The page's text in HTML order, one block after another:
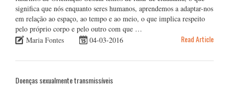
significa que nós enquanto seres humanos, aprendemos a adaptar-nos
em relação ao espaço, ao tempo e ao meio, o que implica respeito
pelo próprio corpo e pelo outro com que …
Maria Fontes
04-03-2016 Read Article
Doenças sexualmente transmissíveis